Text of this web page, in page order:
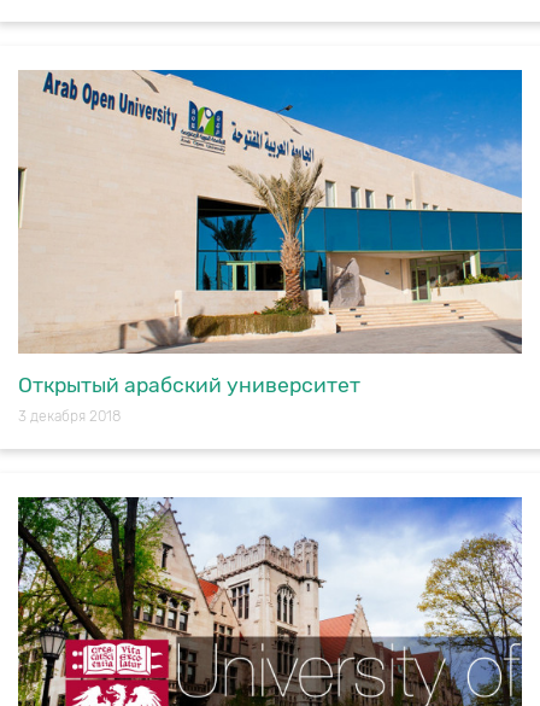
Открытый арабский университет
3 декабря 2018